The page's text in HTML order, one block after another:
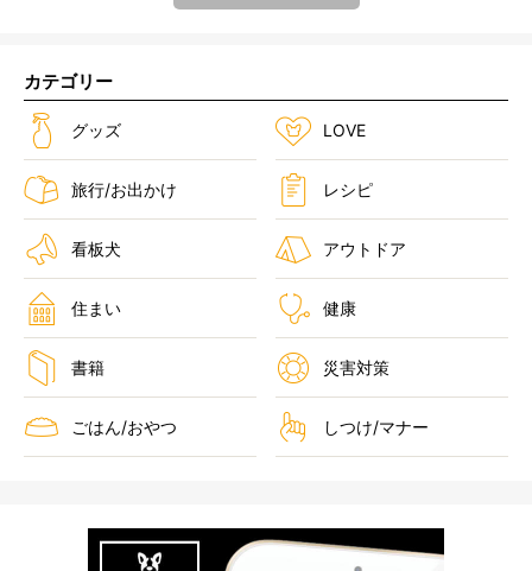
カテゴリー
グッズ LOVE
旅行/お出かけ レシピ
看板犬 アウトドア
住まい 健康
書籍 災害対策
ごはん/おやつ しつけ/マナー